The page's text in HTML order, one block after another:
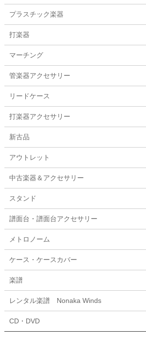
プラスチック楽器
打楽器
マーチング
管楽器アクセサリー
リードケース
打楽器アクセサリー
新古品
アウトレット
中古楽器＆アクセサリー
スタンド
譜面台・譜面台アクセサリー
メトロノーム
ケース・ケースカバー
楽譜
レンタル楽譜 Nonaka Winds
CD・DVD